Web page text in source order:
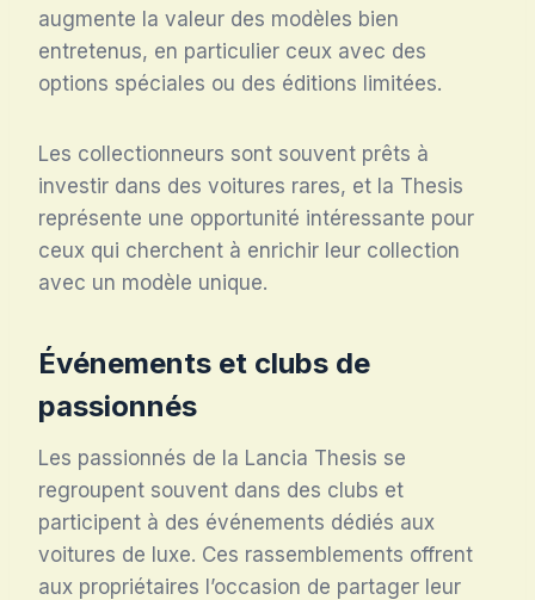
augmente la valeur des modèles bien
entretenus, en particulier ceux avec des
options spéciales ou des éditions limitées.
Les collectionneurs sont souvent prêts à
investir dans des voitures rares, et la Thesis
représente une opportunité intéressante pour
ceux qui cherchent à enrichir leur collection
avec un modèle unique.
Événements et clubs de
passionnés
Les passionnés de la Lancia Thesis se
regroupent souvent dans des clubs et
participent à des événements dédiés aux
voitures de luxe. Ces rassemblements offrent
aux propriétaires l’occasion de partager leur